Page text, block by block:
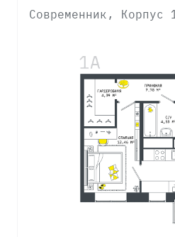
Современник, Корпус